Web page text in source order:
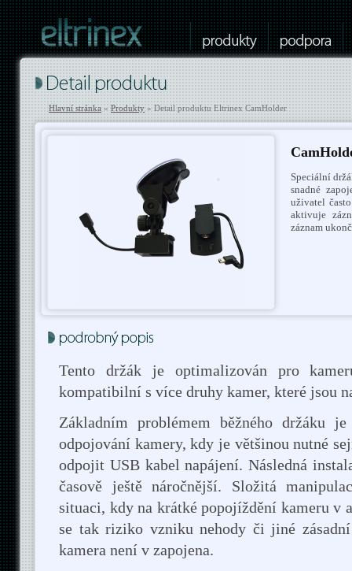
Hlavní stránka » Produkty » Detail produktu Eltrinex CamHolder
Speciální
snadné
uživatel
aktivuje
záznam
Tento držák je optimalizován pro
kompatibilní s více druhy kamer, které jsou
Základním problémem běžného držáku
odpojování kamery, kdy je většinou nutné
odpojit USB kabel napájení. Následná
časově ještě náročnější. Složitá
situaci, kdy na krátké popojíždění kameru v
se tak riziko vzniku nehody či jiné
kamera není v zapojena.